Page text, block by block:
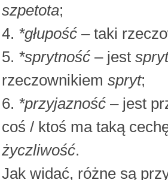
szpetota;
4. *głupość – taki
5. *sprytność – jest
rzeczownikiem spryt;
6. *przyjazność – jest
coś / ktoś ma taką
życzliwość.
Jak widać, różne są